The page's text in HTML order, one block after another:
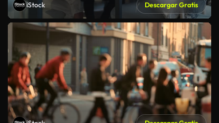
iStock Descargar Gratis